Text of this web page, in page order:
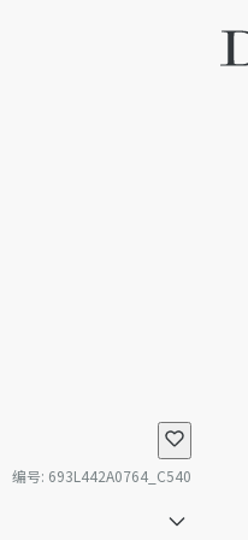
编号: 693L442A0764_C540